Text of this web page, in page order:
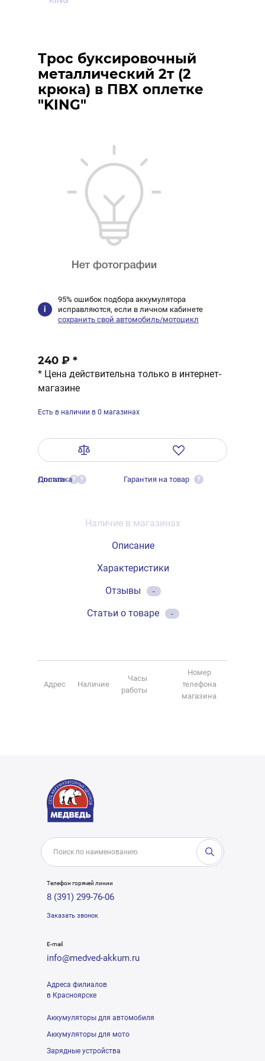
Трос буксировочный
металлический 2т (2
крюка) в ПВХ оплетке
"KING"
95% ошибок подбора аккумулятора
исправляются, если в личном кабинете
сохранить свой автомобиль/мотоцикл
240 ₽ *
* Цена действительна только в интернет-
магазине
Есть в наличии в 0 магазинах
Оплата ?
Доставка ? Гарантия на товар ?
Наличие в магазинах
Описание
Характеристики
Отзывы
-
Статьи о товаре -
Адрес Наличие
Часы
работы
Номер
телефона
магазина
Телефон горячей линии
8 (391) 299-76-06
Заказать звонок
E-mail
info@medved-akkum.ru
Адреса филиалов
в Красноярске
Аккумуляторы для автомобиля
Аккумуляторы для мото
Зарядные устройства